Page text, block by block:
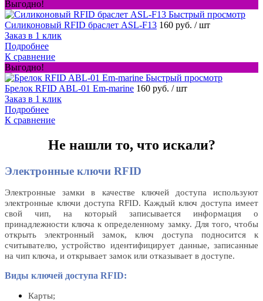
Выгодно!
Быстрый просмотр
Силиконовый RFID браслет ASL-F13 160 руб. / шт
Заказ в 1 клик
Подробнее
К сравнение
Выгодно!
Быстрый просмотр
Брелок RFID ABL-01 Em-marine 160 руб. / шт
Заказ в 1 клик
Подробнее
К сравнение
Не нашли то, что искали?
Электронные ключи RFID
Электронные замки в качестве ключей доступа используют
электронные ключи доступа RFID. Каждый ключ доступа имеет
свой чип, на который записывается информация о
принадлежности ключа к определенному замку. Для того, чтобы
открыть электронный замок, ключ доступа подносится к
считывателю, устройство идентифицирует данные, записанные
на чип ключа, и открывает замок или отказывает в доступе.
Виды ключей доступа RFID:
Карты;